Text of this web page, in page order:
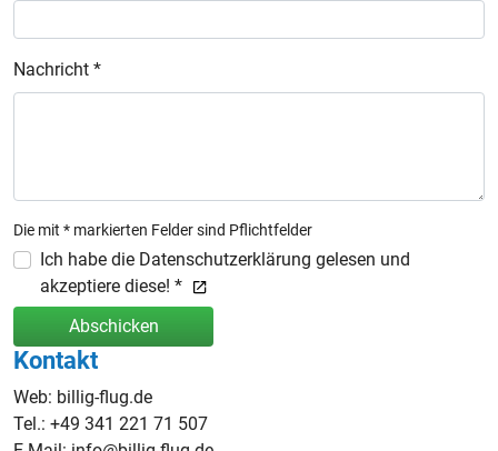
Nachricht *
Die mit * markierten Felder sind Pflichtfelder
Ich habe die Datenschutzerklärung gelesen und
akzeptiere diese! *
Abschicken
Kontakt
Web: billig-flug.de
Tel.: +49 341 221 71 507